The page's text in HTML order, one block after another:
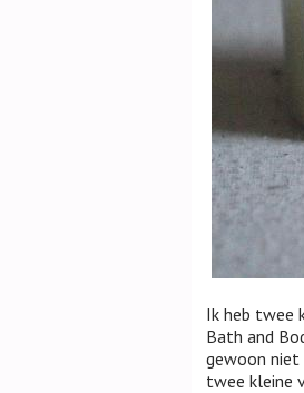
Ik heb twee
Bath and
gewoon niet
twee kleine